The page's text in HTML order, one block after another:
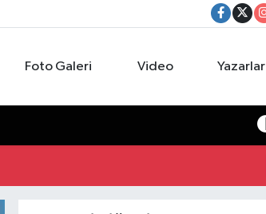
Foto Galeri Video Yazarlar